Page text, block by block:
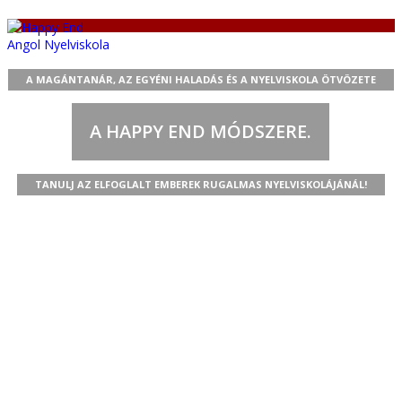
A MAGÁNTANÁR, AZ EGYÉNI HALADÁS ÉS A NYELVISKOLA ÖTVÖZETE
A HAPPY END MÓDSZERE.
TANULJ AZ ELFOGLALT EMBEREK RUGALMAS NYELVISKOLÁJÁNÁL!